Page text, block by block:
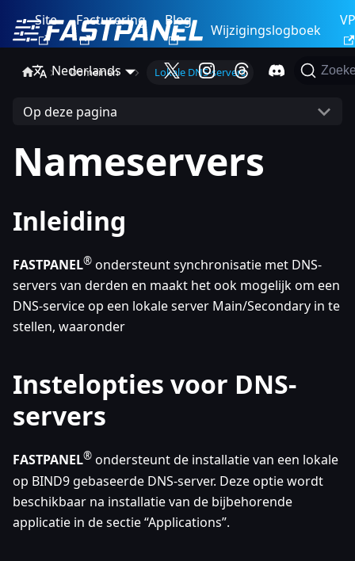
Site Facturering Blog
Wijzigingslogboek
Nederlands
Domeinen Lokale DNS-servers
Op deze pagina
Nameservers
Inleiding
FASTPANEL® ondersteunt synchronisatie met DNS-
servers van derden en maakt het ook mogelijk om een
DNS-service op een lokale server Main/Secondary in te
stellen, waaronder
Instelopties voor DNS-
servers
FASTPANEL® ondersteunt de installatie van een lokale
op BIND9 gebaseerde DNS-server. Deze optie wordt
beschikbaar na installatie van de bijbehorende
applicatie in de sectie “Applications”.